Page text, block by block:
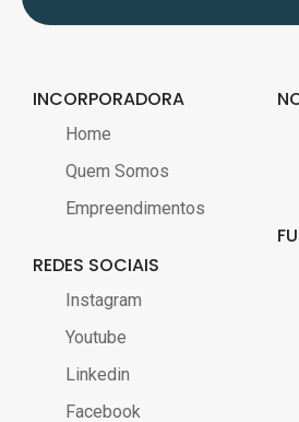
INCORPORADORA
Home
Quem Somos
Empreendimentos
REDES SOCIAIS
Instagram
Youtube
Linkedin
Facebook